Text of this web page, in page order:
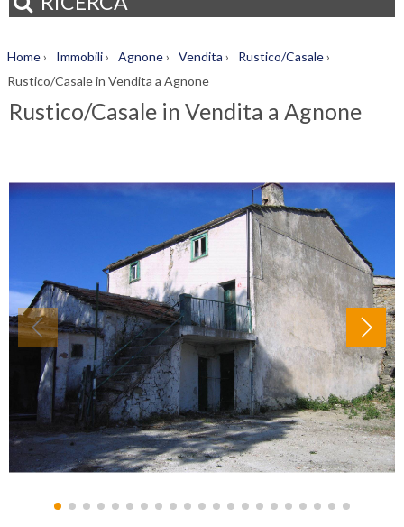
Home› Immobili› Agnone› Vendita › Rustico/Casale›
Rustico/Casale in Vendita a Agnone
Rustico/Casale in Vendita a Agnone